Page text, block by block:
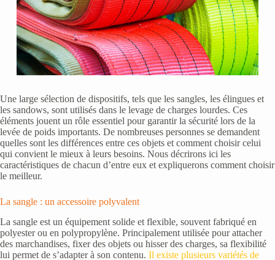
Une large sélection de dispositifs, tels que les sangles, les élingues et
les sandows, sont utilisés dans le levage de charges lourdes. Ces
éléments jouent un rôle essentiel pour garantir la sécurité lors de la
levée de poids importants. De nombreuses personnes se demandent
quelles sont les différences entre ces objets et comment choisir celui
qui convient le mieux à leurs besoins. Nous décrirons ici les
caractéristiques de chacun d’entre eux et expliquerons comment choisir
le meilleur.
La sangle : un accessoire polyvalent
La sangle est un équipement solide et flexible, souvent fabriqué en
polyester ou en polypropylène. Principalement utilisée pour attacher
des marchandises, fixer des objets ou hisser des charges, sa flexibilité
lui permet de s’adapter à son contenu. Il existe plusieurs variétés de